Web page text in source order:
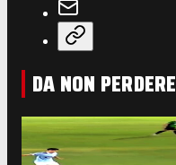
DA NON PERDERE